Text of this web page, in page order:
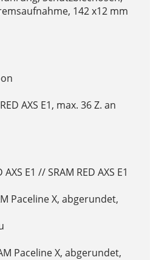
142 x12 mm
AXS E1, max. 36 Z. an
E1 // SRAM RED AXS E1
Paceline X, abgerundet,
Paceline X, abgerundet,